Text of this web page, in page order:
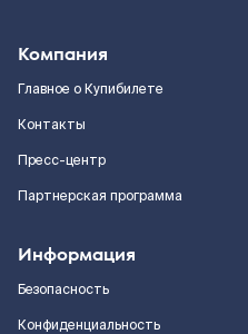
Компания
Главное о Купибилете
Контакты
Пресс-центр
Партнерская программа
Информация
Безопасность
Конфиденциальность